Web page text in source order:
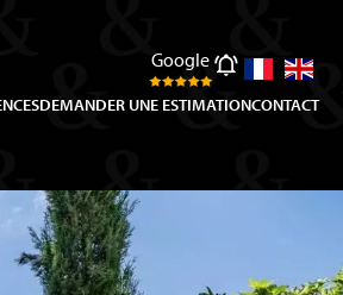
Google
DEMANDER UNE ESTIMATIONCONTACT